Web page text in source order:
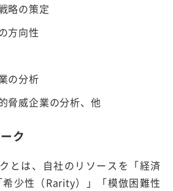
略の策定
方向性
の分析
脅威企業の分析、他
ク
とは、自社のリソースを「経済
少性（Rarity）」「模倣困難性